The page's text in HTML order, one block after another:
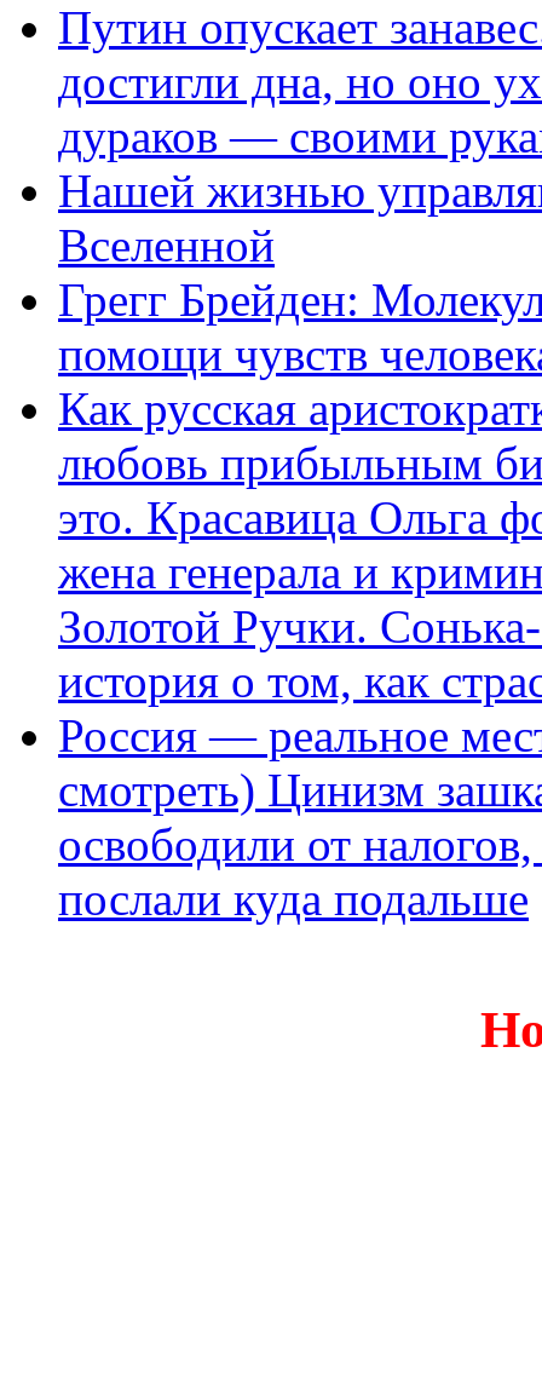
Путин опускает
достигли дна, но оно
дураков — своими
Нашей жизнью
Вселенной
Грегг Брейден:
помощи чувств
Как русская
любовь прибыльным
это. Красавица Ольга
жена генерала и
Золотой Ручки.
история о том, как
Россия — реальное
смотреть) Цинизм
освободили от
послали куда подальше